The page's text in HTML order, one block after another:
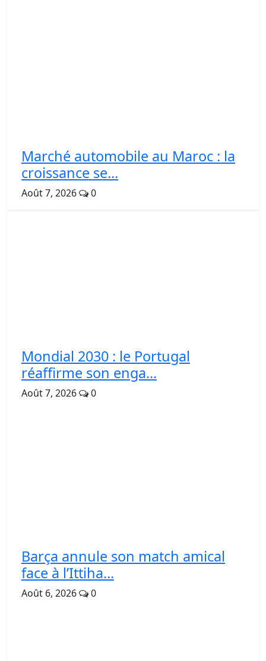
Marché automobile au Maroc : la
croissance se...
Août 7, 2026 0
Mondial 2030 : le Portugal
réaffirme son enga...
Août 7, 2026 0
Barça annule son match amical
face à l’Ittiha...
Août 6, 2026 0